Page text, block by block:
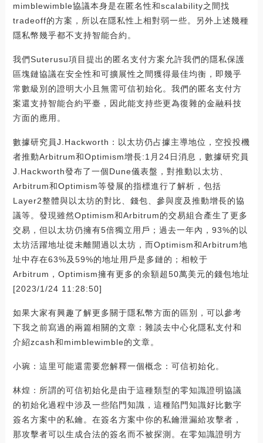
mimblewimble協議本身是在匿名性和scalability之間找
tradeoff的方案，所以在隱私性上相對弱一些。另外上述幾種
隱私幣幾乎都不支持智能合約。
我們Suterusu項目提出的匿名支付方案允許我們的隱私保護
區塊鏈協議在安全性和可擴展性之間獲得最佳均衡，即幾乎
常數級別的證明大小且無需可信初始化。我們的匿名支付方
案還支持智能合約平臺，因此能支持些更為復雜的金融科技
方面的應用。
數據研究員J.Hackworth：以太坊仍占據主導地位，空投投機
者推動Arbitrum和Optimism增長:1月24日消息，數據研究員
J.Hackworth發布了一個Dune儀表盤，對推動以太坊、
Arbitrum和Optimism等發展的指標進行了解析，包括
Layer2整體與以太坊的對比、錢包、參與度及推動增長的協
議等。發現雖然Optimism和Arbitrum的交易組合產生了更多
交易，但以太坊仍擁有5倍獨立用戶；過去一年內，93%的以
太坊活躍地址從未離開過以太坊，而Optimism和Arbitrum地
址中存在63%及59%的地址用戶是多鏈的；相較于
Arbitrum，Optimism擁有更多的余額超50萬美元的錢包地址
[2023/1/24 11:28:50]
如果大家有興趣了解更多關于隱私幣方面的區別，可以參考
下我之前寫過的兩篇相關的文章：雜談去中心化隱私支付和
介紹zcash和mimblewimble的文章。
小琬：這里可能還需要您解釋一個概念：可信初始化。
林煌：所謂的可信初始化是由于這種類型的零知識證明協議
的初始化過程中涉及一些陷門知識，這種陷門知識好比數字
簽名方案中的私鑰。在簽名方案中你的私鑰泄漏給攻擊者，
那攻擊者可以生成合法的簽名而不被探測。在零知識證明方